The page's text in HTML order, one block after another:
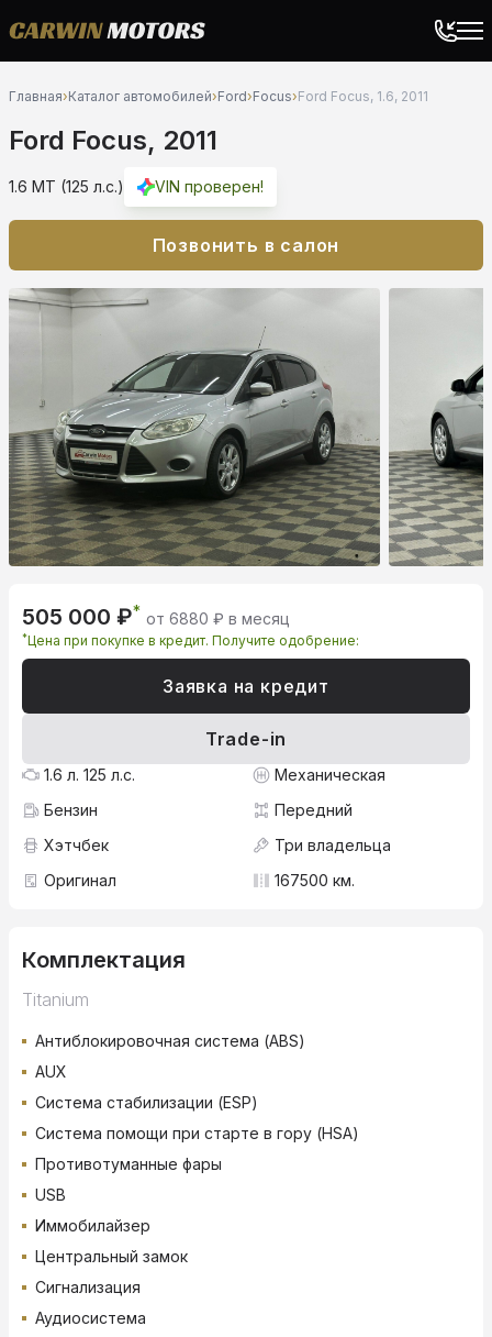
Главная›Каталог автомобилей›Ford›Focus›Ford Focus, 1.6, 2011
Ford Focus, 2011
1.6 MT (125 л.с.) VIN проверен!
Позвонить в салон
505 000 ₽* от 6880 ₽ в месяц
*Цена при покупке в кредит. Получите одобрение:
Заявка на кредит
Trade-in
1.6 л. 125 л.с.
Механическая
Бензин
Передний
Хэтчбек
Три владельца
Оригинал
167500 км.
Комплектация
Titanium
Антиблокировочная система (ABS)
AUX
Система стабилизации (ESP)
Система помощи при старте в гору (HSA)
Противотуманные фары
USB
Иммобилайзер
Центральный замок
Сигнализация
Аудиосистема